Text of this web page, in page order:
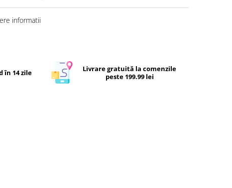
informatii
în 14 zile
Livrare gratuită la comenzile
peste 199.99 lei